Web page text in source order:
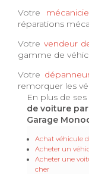
Votre
réparations
Votre vendeur
gamme de
Votre
remorquer les
En plus de ses
de voiture
Garage
Achat véhicule
Acheter un
Acheter une
cher